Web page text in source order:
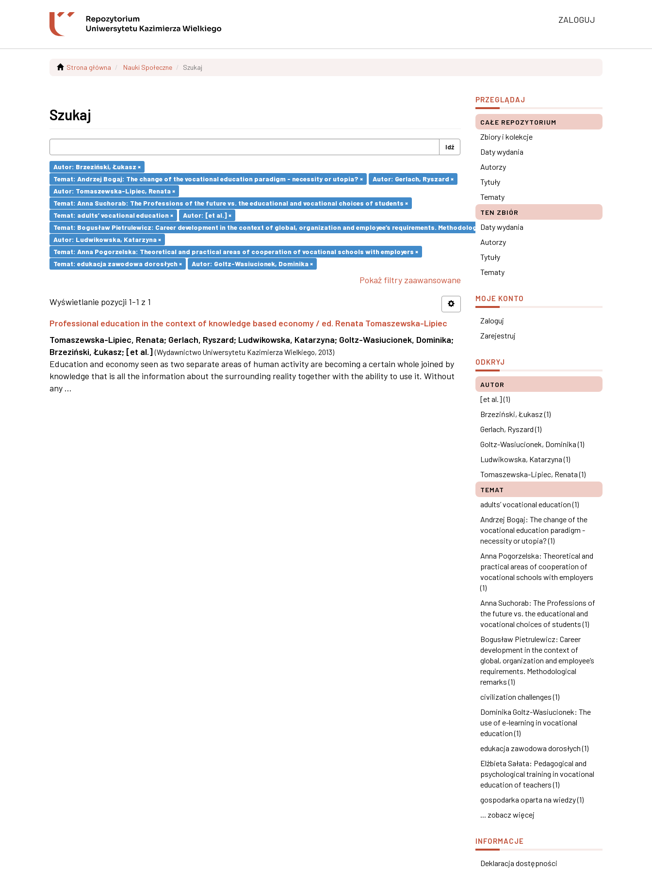
ZALOGUJ
Strona główna Nauki Społeczne Szukaj
Szukaj
Idź
Autor: Brzeziński, Łukasz ×
Temat: Andrzej Bogaj: The change of the vocational education paradigm - necessity or utopia? ×
Autor: Gerlach, Ryszard ×
Autor: Tomaszewska-Lipiec, Renata ×
Temat: Anna Suchorab: The Professions of the future vs. the educational and vocational choices of students ×
Temat: adults’ vocational education ×
Autor: [et al.] ×
Temat: Bogusław Pietrulewicz: Career development in the context of global, organization and employee’s requirements. Methodological remarks ×
Autor: Ludwikowska, Katarzyna ×
Temat: Anna Pogorzelska: Theoretical and practical areas of cooperation of vocational schools with employers ×
Temat: edukacja zawodowa dorosłych ×
Autor: Goltz-Wasiucionek, Dominika ×
Pokaż filtry zaawansowane
Wyświetlanie pozycji 1-1 z 1
Professional education in the context of knowledge based economy / ed. Renata Tomaszewska-Lipiec
Tomaszewska-Lipiec, Renata; Gerlach, Ryszard; Ludwikowska, Katarzyna; Goltz-Wasiucionek, Dominika;
Brzeziński, Łukasz; [et al.] (Wydawnictwo Uniwersytetu Kazimierza Wielkiego, 2013)
Education and economy seen as two separate areas of human activity are becoming a certain whole joined by
knowledge that is all the information about the surrounding reality together with the ability to use it. Without
any ...
PRZEGLĄDAJ
CAŁE REPOZYTORIUM
Zbiory i kolekcje
Daty wydania
Autorzy
Tytuły
Tematy
TEN ZBIÓR
Daty wydania
Autorzy
Tytuły
Tematy
MOJE KONTO
Zaloguj
Zarejestruj
ODKRYJ
AUTOR
[et al.] (1)
Brzeziński, Łukasz (1)
Gerlach, Ryszard (1)
Goltz-Wasiucionek, Dominika (1)
Ludwikowska, Katarzyna (1)
Tomaszewska-Lipiec, Renata (1)
TEMAT
adults’ vocational education (1)
Andrzej Bogaj: The change of the
vocational education paradigm -
necessity or utopia? (1)
Anna Pogorzelska: Theoretical and
practical areas of cooperation of
vocational schools with employers
(1)
Anna Suchorab: The Professions of
the future vs. the educational and
vocational choices of students (1)
Bogusław Pietrulewicz: Career
development in the context of
global, organization and employee’s
requirements. Methodological
remarks (1)
civilization challenges (1)
Dominika Goltz-Wasiucionek: The
use of e-learning in vocational
education (1)
edukacja zawodowa dorosłych (1)
Elżbieta Sałata: Pedagogical and
psychological training in vocational
education of teachers (1)
gospodarka oparta na wiedzy (1)
... zobacz więcej
INFORMACJE
Deklaracja dostępności